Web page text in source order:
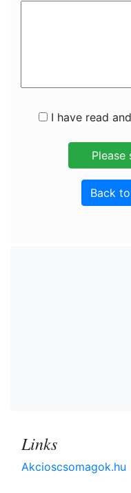
I have read
Back
Links
Akcioscsomagok.hu